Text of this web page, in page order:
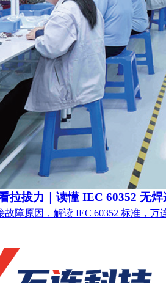
拉拔力｜读懂 IEC 60352 无
故障原因，解读 IEC 60352 标准，